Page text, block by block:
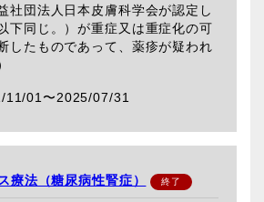
社団法人日本皮膚科学会が認定し
下同じ。）が重症又は重症化の可
したものであって、薬疹が疑われ
11/01〜2025/07/31
療法（糖尿病性腎症）